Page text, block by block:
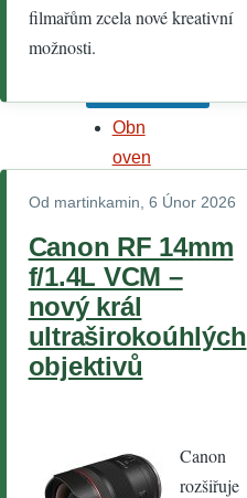
filmařům zcela nové kreativní
možnosti.
Od martinkamin , 6 Únor 2026
Canon RF 14mm
f/1.4L VCM –
nový král
ultraširokoúhlých
objektivů
Canon
rozšiřuje
Obn
oven
ho
hesl
a
NEJSTE
PŘIHLÁ
ŠENI
zaregistr
ujete a